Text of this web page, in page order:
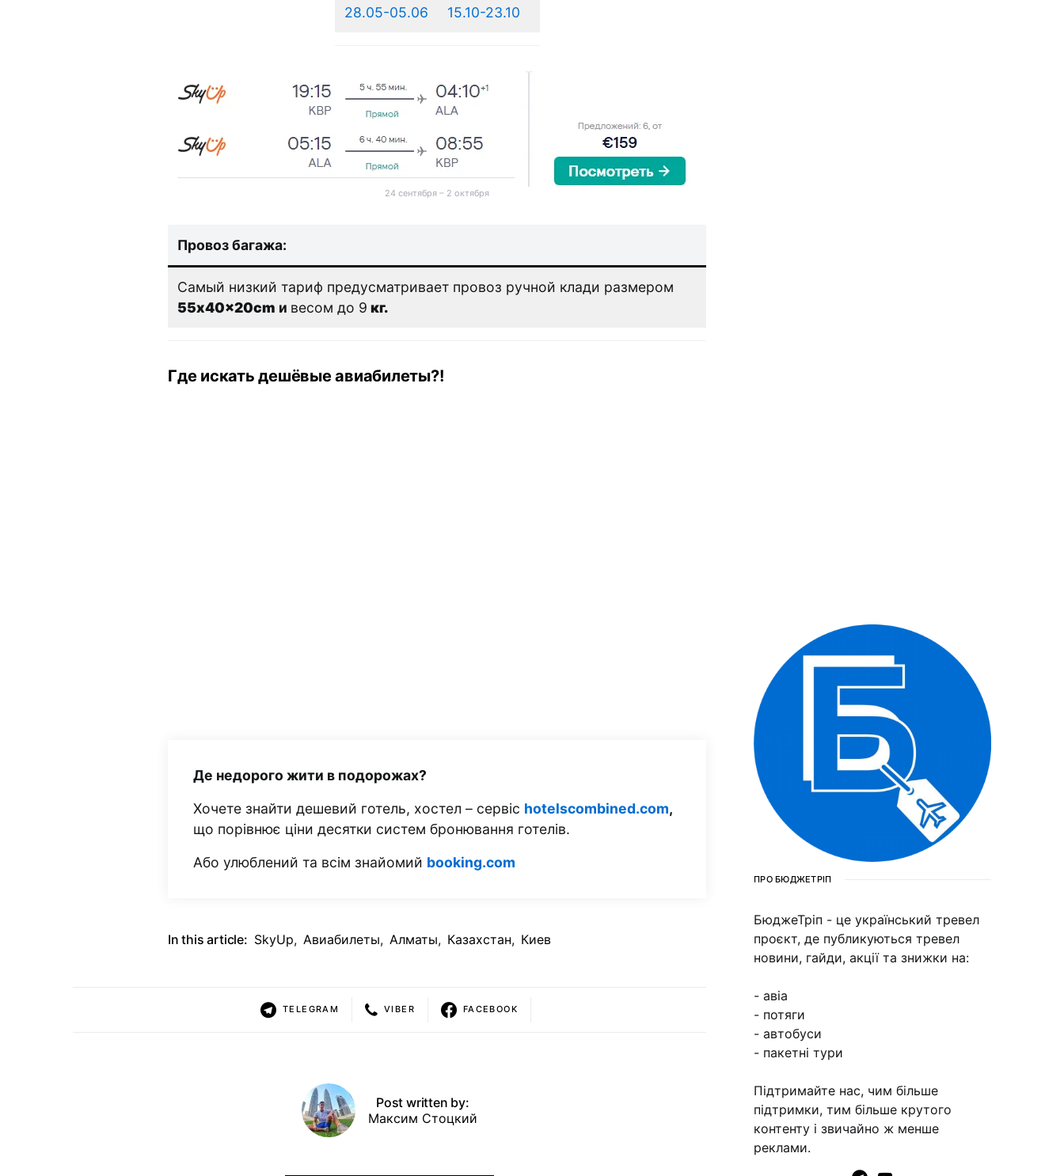
28.05-05.06 15.10-23.10
24 сентября – 2 октября
Провоз багажа:
Самый низкий тариф предусматривает провоз ручной клади размером
55x40x20cm и весом до 9 кг.
Где искать дешёвые авиабилеты?!
Де недорого жити в подорожах?
Хочете знайти дешевий готель, хостел – сервіс hotelscombined.com,
що порівнює ціни десятки систем бронювання готелів.
Або улюблений та всім знайомий booking.com
In this article: SkyUp, Авиабилеты, Алматы, Казахстан, Киев
TELEGRAM VIBER FACEBOOK
Post written by:
Максим Стоцкий
ПРО БЮДЖЕТРІП
БюджеТріп - це український тревел
проєкт, де публикуються тревел
новини, гайди, акції та знижки на:
- авіа
- потяги
- автобуси
- пакетні тури
Підтримайте нас, чим більше
підтримки, тим більше крутого
контенту і звичайно ж менше
реклами.